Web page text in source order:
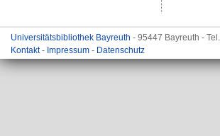
Universitätsbibliothek Bayreuth - 95447 Bayreuth -
Kontakt- Impressum - Datenschutz